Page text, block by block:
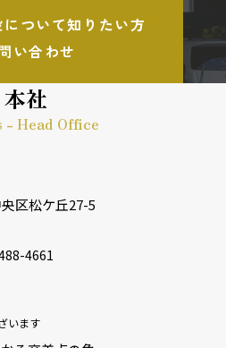
ついて知りたい方
い合わせ
本社
- Head Office
区松ケ丘27-5
4661
います